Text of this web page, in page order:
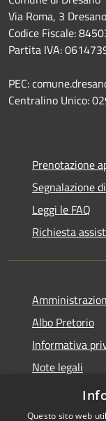
Via Roma, 3
Codice Fiscale:
Partita IVA:
PEC:
Centralino Unico:
Prenotazione
Segnalazione
Leggi le FAQ
Richiesta
Albo Pretorio
Informativa
Note legali
Dichiarazione
Questo sito web